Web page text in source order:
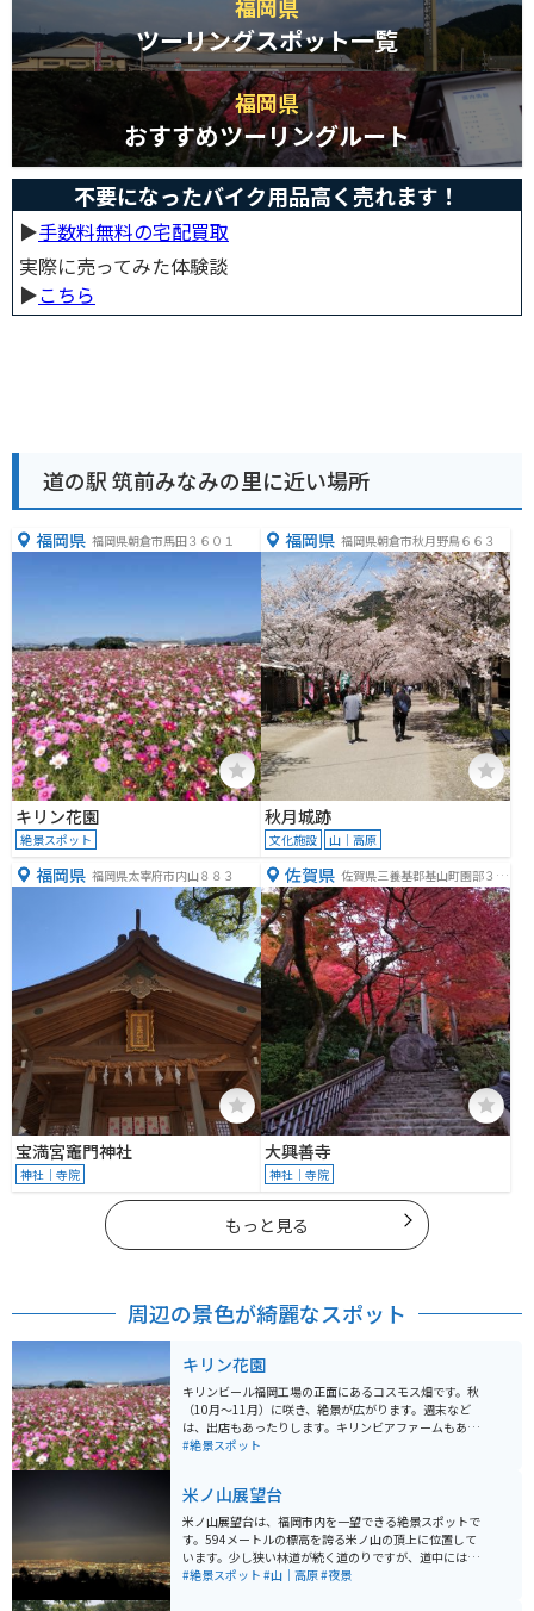
福岡県
ツーリングスポット一覧
福岡県
おすすめツーリングルート
不要になったバイク用品高く売れます！
▶︎手数料無料の宅配買取
実際に売ってみた体験談
▶︎こちら
道の駅 筑前みなみの里に近い場所
福岡県 福岡県朝倉市馬田３６０１
キリン花園
絶景スポット
福岡県 福岡県朝倉市秋月野鳥６６３
秋月城跡
文化施設 山｜高原
福岡県 福岡県太宰府市内山８８３
宝満宮竈門神社
神社｜寺院
佐賀県 佐賀県三養基郡基山町園部３６
２８
大興善寺
神社｜寺院
もっと見る
周辺の景色が綺麗なスポット
キリン花園
キリンビール福岡工場の正面にあるコスモス畑です。秋
（10月〜11月）に咲き、絶景が広がります。週末など
は、出店もあったりします。キリンビアファームもあ
り、飲食することも可能です。予約は必要ですが、キリ
#絶景スポット
米ノ山展望台
米ノ山展望台は、福岡市内を一望できる絶景スポットで
す。594メートルの標高を誇る米ノ山の頂上に位置して
います。少し狭い林道が続く道のりですが、道中には
「若杉の湯」という温泉施設もあり、リフレッシュする
#絶景スポット #山｜高原#夜景